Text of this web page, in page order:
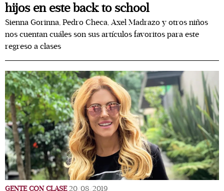
hijos en este back to school
Sienna Gorinna, Pedro Checa, Axel Madrazo y otros niños
nos cuentan cuáles son sus artículos favoritos para este
regreso a clases
GENTE CON CLASE 20/08/2019